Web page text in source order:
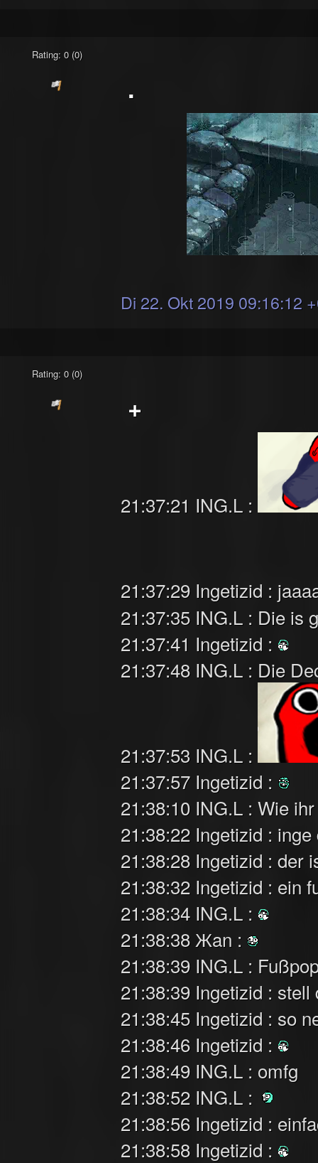
Rating: 0 (0)
.
Di 22. Okt 2019 09:16:12
Rating: 0 (0)
+
21:37:21 ING.L :
21:37:29 Ingetizid :
21:37:35 ING.L : Die is
21:37:41 Ingetizid :
21:37:48 ING.L : Die
21:37:53 ING.L :
21:37:57 Ingetizid :
21:38:10 ING.L : Wie
21:38:22 Ingetizid :
21:38:28 Ingetizid : der
21:38:32 Ingetizid : ein
21:38:34 ING.L :
21:38:38 Жan :
21:38:39 ING.L :
21:38:39 Ingetizid :
21:38:45 Ingetizid : so
21:38:46 Ingetizid :
21:38:49 ING.L : omfg
21:38:52 ING.L :
21:38:56 Ingetizid :
21:38:58 Ingetizid :